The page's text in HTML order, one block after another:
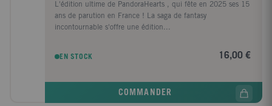
L'édition ultime de PandoraHearts , qui fête en 2025 ses 15
ans de parution en France ! La saga de fantasy
incontournable s'offre une édition...
EN STOCK 16,00 €
COMMANDER